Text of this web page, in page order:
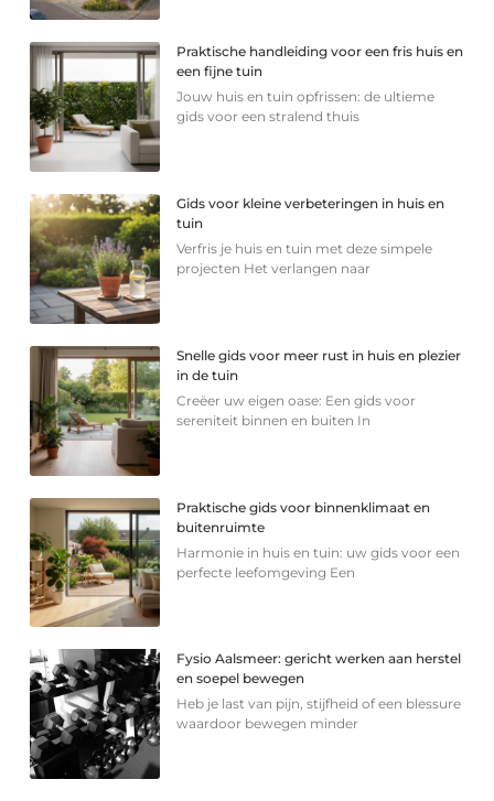
Praktische handleiding voor een fris huis en
een fijne tuin
Jouw huis en tuin opfrissen: de ultieme
gids voor een stralend thuis
Gids voor kleine verbeteringen in huis en
tuin
Verfris je huis en tuin met deze simpele
projecten Het verlangen naar
Snelle gids voor meer rust in huis en plezier
in de tuin
Creëer uw eigen oase: Een gids voor
sereniteit binnen en buiten In
Praktische gids voor binnenklimaat en
buitenruimte
Harmonie in huis en tuin: uw gids voor een
perfecte leefomgeving Een
Fysio Aalsmeer: gericht werken aan herstel
en soepel bewegen
Heb je last van pijn, stijfheid of een blessure
waardoor bewegen minder